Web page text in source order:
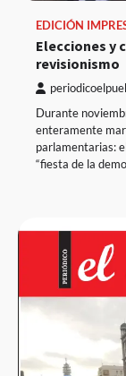
EDICIÓN
Elecciones y
revisionismo
Durante
enteramente
parlamentarias:
“fiesta de la